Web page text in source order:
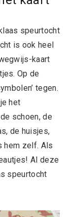
speurtocht
is ook heel
kaart
Op de
tegen.
het
schoen, de
de huisjes,
hem zelf. Als
Al deze
speurtocht